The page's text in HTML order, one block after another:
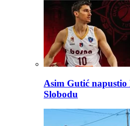
Asim Gutić napustio
Slobodu